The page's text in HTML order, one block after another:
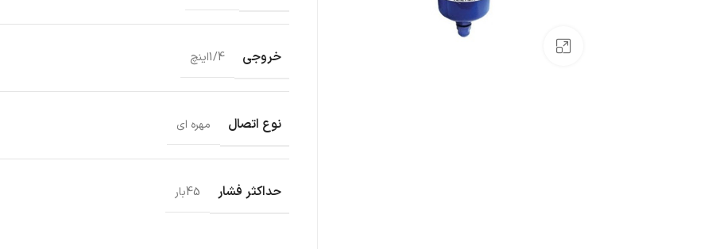
خروجی 1/4اینچ
نوع اتصال مهره ای
حداکثر فشار 45بار